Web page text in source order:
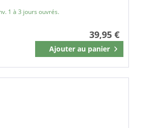
1 à 3 jours ouvrés.
39,95 €
Ajouter au panier
Mémoriser